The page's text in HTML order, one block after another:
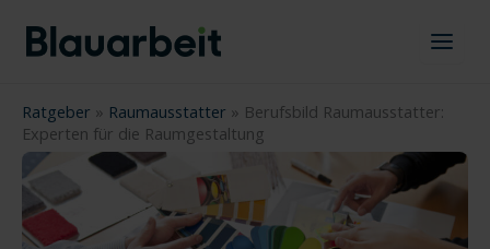
Inhalt
springen
Ratgeber » Raumausstatter » Berufsbild Raumausstatter:
Experten für die Raumgestaltung